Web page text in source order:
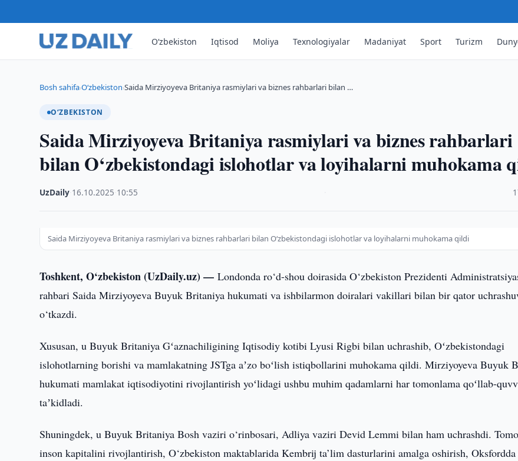
O‘zbekiston Iqtisod Moliya Texnologiyalar Madaniyat Sport Turizm
Bosh sahifa›O‘zbekiston›Saida Mirziyoyeva Britaniya rasmiylari va biznes rahbarlari bilan …
O‘ZBEKISTON
Saida Mirziyoyeva Britaniya rasmiylari va biznes rahbarlari
bilan O‘zbekistondagi islohotlar va loyihalarni muhokama
UzDaily 16.10.2025 10:55
Saida Mirziyoyeva Britaniya rasmiylari va biznes rahbarlari bilan O‘zbekistondagi islohotlar va loyihalarni muhokama qildi
Toshkent, O‘zbekiston (UzDaily.uz) —Londonda ro‘d-shou doirasida O‘zbekiston Prezidenti
rahbari Saida Mirziyoyeva Buyuk Britaniya hukumati va ishbilarmon doiralari vakillari bilan bir qator
o‘tkazdi.
Xususan, u Buyuk Britaniya Gʻaznachiligining Iqtisodiy kotibi Lyusi Rigbi bilan uchrashib, Oʻzbekistondagi
islohotlarning borishi va mamlakatning JSTga aʼzo boʻlish istiqbollarini muhokama qildi. Mirziyoyeva Buyuk
hukumati mamlakat iqtisodiyotini rivojlantirish yoʻlidagi ushbu muhim qadamlarni har tomonlama qoʻllab-
taʼkidladi.
Shuningdek, u Buyuk Britaniya Bosh vaziri o‘rinbosari, Adliya vaziri Devid Lemmi bilan ham uchrashdi.
inson kapitalini rivojlantirish, O‘zbekiston maktablarida Kembrij ta’lim dasturlarini amalga oshirish, Oksfordda